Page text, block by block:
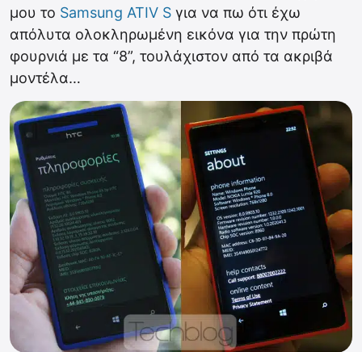
μου το Samsung ATIV S για να πω ότι έχω
απόλυτα ολοκληρωμένη εικόνα για την πρώτη
φουρνιά με τα “8”, τουλάχιστον από τα ακριβά
μοντέλα…